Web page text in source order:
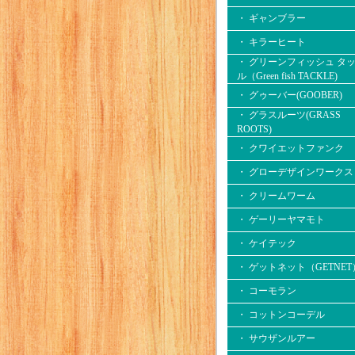
・ ギャンブラー
・ キラーヒート
・ グリーンフィッシュ タ
ル（Green fish TACKLE)
・ グゥーバー(GOOBER)
・ グラスルーツ(GRASS
ROOTS)
・ クワイエットファンク
・ グローデザインワークス
・ クリームワーム
・ ゲーリーヤマモト
・ ケイテック
・ ゲットネット（GETNET
・ コーモラン
・ コットンコーデル
・ サウザンルアー